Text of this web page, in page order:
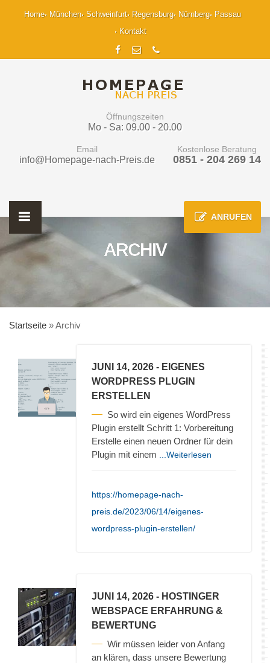
Home München Schweinfurt Regensburg Nürnberg
Passau
Kontakt
Öffnungszeiten
Mo - Sa: 09.00 - 20.00
Email
info@Homepage-nach-Preis.de
Kostenlose Beratung
0851 - 204 269 14
ANRUFEN
ARCHIV
Startseite »Archiv
JUNI 14, 2026 - EIGENES
WORDPRESS PLUGIN
ERSTELLEN
So wird ein eigenes WordPress
Plugin erstellt Schritt 1: Vorbereitung
Erstelle einen neuen Ordner für dein
Plugin mit einem
...Weiterlesen
https://homepage-nach-
preis.de/2023/06/14/eigenes-
wordpress-plugin-erstellen/
JUNI 14, 2026 - HOSTINGER
WEBSPACE ERFAHRUNG &
BEWERTUNG
Wir müssen leider von Anfang
an klären, dass unsere Bewertung